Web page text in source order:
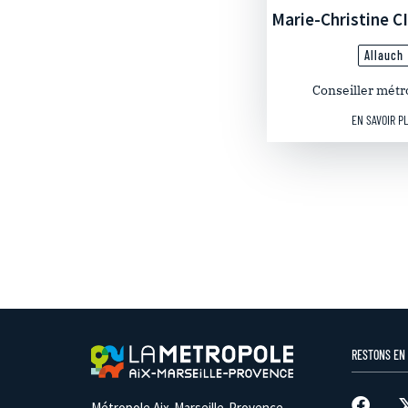
Marie-Christine
Allauch
Conseiller
EN SAVOIR
RESTONS EN